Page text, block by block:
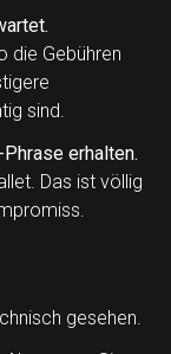
die Gebühren
sind.
erhalten.
Das ist völlig
gesehen.